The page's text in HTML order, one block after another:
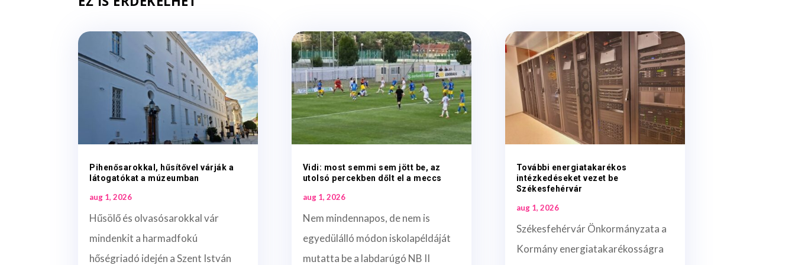
Pihenősarokkal, hűsítővel várják a
látogatókat a múzeumban
aug 1, 2026
Hűsölő és olvasósarokkal vár
mindenkit a harmadfokú
hőségriadó idején a Szent István
Vidi: most semmi sem jött be, az
utolsó percekben dőlt el a meccs
aug 1, 2026
Nem mindennapos, de nem is
egyedülálló módon iskolapéldáját
mutatta be a labdarúgó NB II
További energiatakarékos
intézkedéseket vezet be
Székesfehérvár
aug 1, 2026
Székesfehérvár Önkormányzata a
Kormány energiatakarékosságra